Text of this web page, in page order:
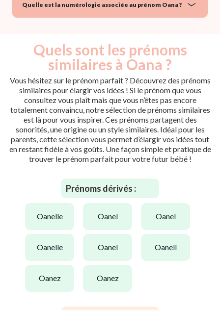
Quelle est la numérologie associée au prénom Oana ?
Quels sont les prénoms
similaires à Oana ?
Vous hésitez sur le prénom parfait ? Découvrez des prénoms
similaires pour élargir vos idées ! Si le prénom que vous
consultez vous plaît mais que vous n’êtes pas encore
totalement convaincu, notre sélection de prénoms similaires
est là pour vous inspirer. Ces prénoms partagent des
sonorités, une origine ou un style similaires. Idéal pour les
parents, cette sélection vous permet d’élargir vos idées tout
en restant fidèle à vos goûts. Une façon simple et pratique de
trouver le prénom parfait pour votre futur bébé !
Prénoms dérivés :
oanelle oanel oanel
oanelle oanel oanell
oanez oanez